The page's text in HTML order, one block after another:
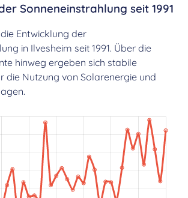
Sonneneinstrahlung seit 1991
Entwicklung der
in Ilvesheim seit 1991. Über die
hinweg ergeben sich stabile
die Nutzung von Solarenergie und